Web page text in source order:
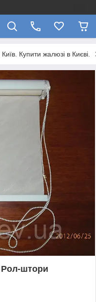
Купити жалюзі в Києві.
Рол-штори